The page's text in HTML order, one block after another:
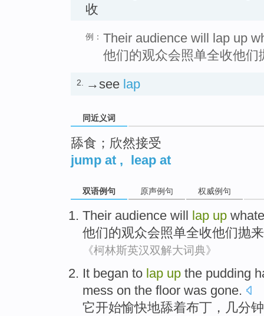
收
例： Their audience will lap up
他们的观众会照单全收他们
2. →see lap
同近义词
舔食；欣然接受
jump at , leap at
双语例句 原声例句 权威例句
Their audience will lap up
他们的观众会照单全收他们抛
《柯林斯英汉双解大词典》
It began to lap up the pudding
mess on the floor was gone.
它开始愉快地舔着布丁， 几分